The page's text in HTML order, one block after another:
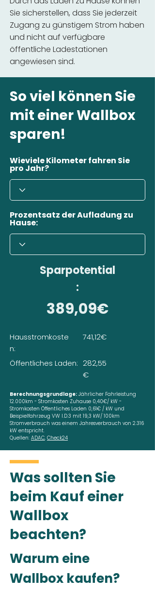
Sie sicherstellen, dass Sie jederzeit
Zugang zu günstigem Strom haben
und nicht auf verfügbare
öffentliche Ladestationen
angewiesen sind.
So viel können Sie
mit einer Wallbox
sparen!
Wieviele Kilometer fahren Sie
pro Jahr?
Prozentsatz der Aufladung zu
Hause:
Sparpotential
:
389,09€
Hausstromkoste
n:
Öffentliches Laden:
741,12€
282,55
€
Berechnungsgrundlage: Jährlicher Fahrleistung
12.000km - Stromkosten Zuhause 0,40€/ kW -
Stromkosten Öffentliches Laden 0,61€ / kW und
Beispielfahrzeug VW I.D.3 mit 19,3 kW/ 100km
Stromverbrauch was einem Jahresverbrauch von 2.316
kW entspricht.
Quellen: ADAC, Check24
Was sollten Sie
beim Kauf einer
Wallbox
beachten?
Warum eine
Wallbox kaufen?